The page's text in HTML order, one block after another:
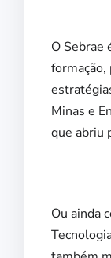
O Sebrae
Minas e
que abriu
Ou ainda